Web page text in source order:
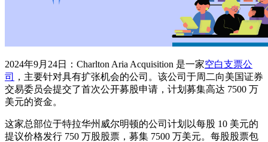
2024年9月24日：Charlton Aria Acquisition 是一家空白支票公
司
，主要针对具有扩张机会的公司。该公司于周二向美国证券
交易委员会提交了首次公开募股申请，计划募集高达 7500 万
美元的资金。
这家总部位于特拉华州威尔明顿的公司计划以每股 10 美元的
提议价格发行 750 万股股票，募集 7500 万美元。每股股票包